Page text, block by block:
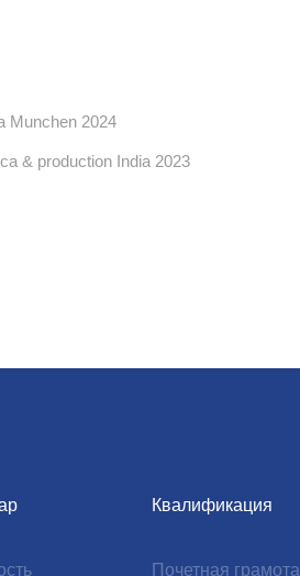
Munchen 2024
& production India 2023
Квалификация
Почетная грамота